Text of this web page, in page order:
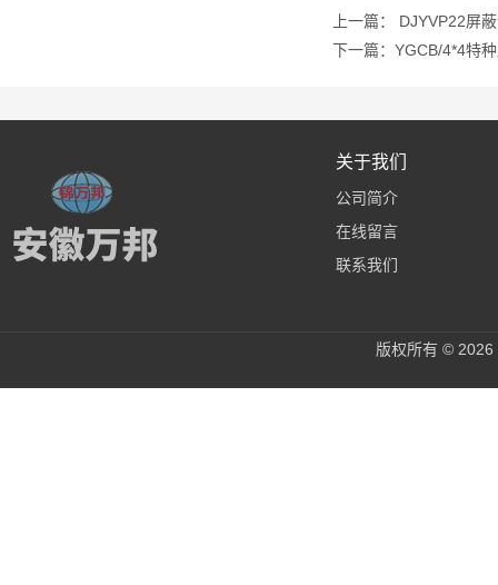
上一篇： DJYVP22屏
下一篇： YGCB/4*4特
关于我们
公司简介
在线留言
联系我们
版权所有 ©